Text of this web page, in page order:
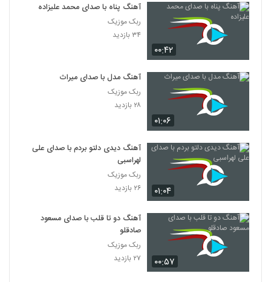
۰۰:۴۲
آهنگ پناه با صدای محمد علیزاده
ربک موزیک
۳۴ بازدید
۰۱:۰۶
آهنگ مدل با صدای میراث
ربک موزیک
۲۸ بازدید
۰۱:۰۴
آهنگ دیدی دلتو بردم با صدای علی
لهراسبی
ربک موزیک
۲۶ بازدید
۰۰:۵۷
آهنگ دو تا قلب با صدای مسعود
صادقلو
ربک موزیک
۲۷ بازدید